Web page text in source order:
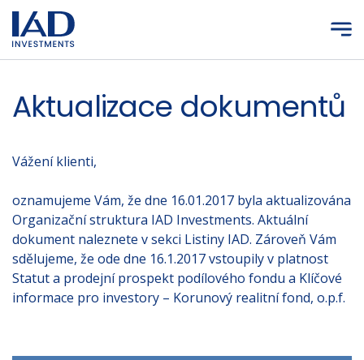
Přejít na hlavní obsah
Aktualizace dokumentů
Vážení klienti,
oznamujeme Vám, že dne 16.01.2017 byla aktualizována
Organizační struktura IAD Investments. Aktuální
dokument naleznete v sekci Listiny IAD. Zároveň Vám
sdělujeme, že ode dne 16.1.2017 vstoupily v platnost
Statut a prodejní prospekt podílového fondu a Klíčové
informace pro investory – Korunový realitní fond, o.p.f.